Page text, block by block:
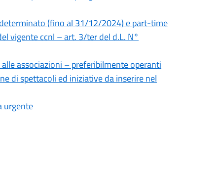
(fino al 31/12/2024) e part-time
vigente ccnl – art. 3/ter del d.L. N°
associazioni – preferibilmente operanti
di spettacoli ed iniziative da inserire nel
urgente